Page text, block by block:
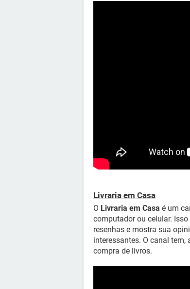
Livraria em Casa
O Livraria em Casa é um
computador ou celular.
resenhas e mostra sua
interessantes. O canal
compra de livros.